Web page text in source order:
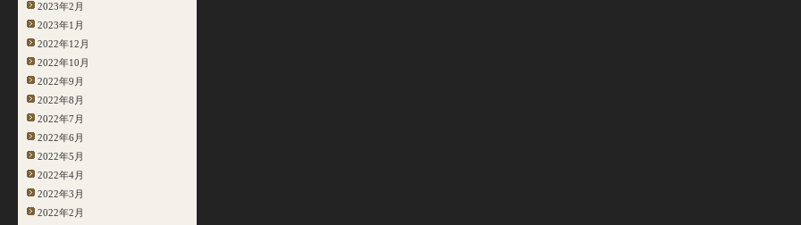
2023年2月
2023年1月
2022年12月
2022年10月
2022年9月
2022年8月
2022年7月
2022年6月
2022年5月
2022年4月
2022年3月
2022年2月